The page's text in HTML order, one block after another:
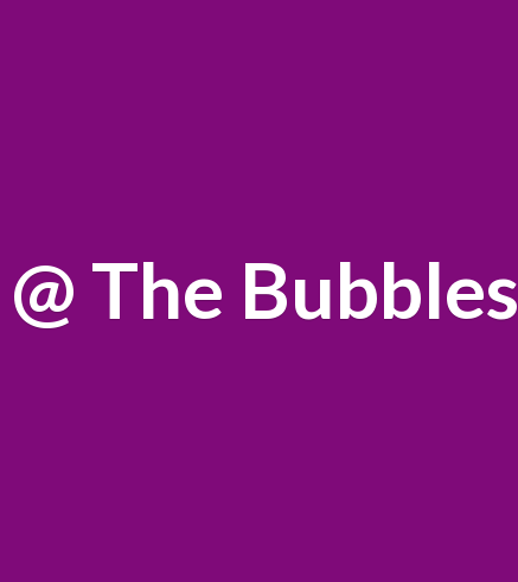
@ The Bubbles